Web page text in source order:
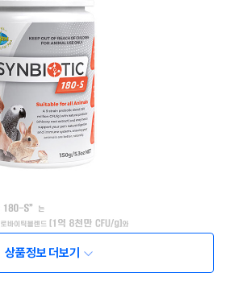
상품정보 더보기